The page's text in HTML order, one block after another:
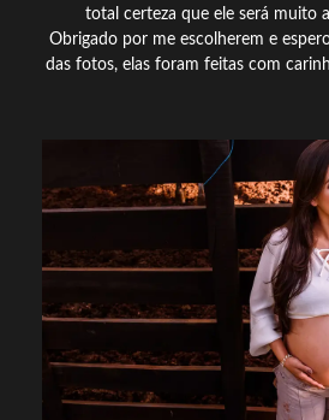
total certeza que ele será muito
Obrigado por me escolherem e
das fotos, elas foram feitas com